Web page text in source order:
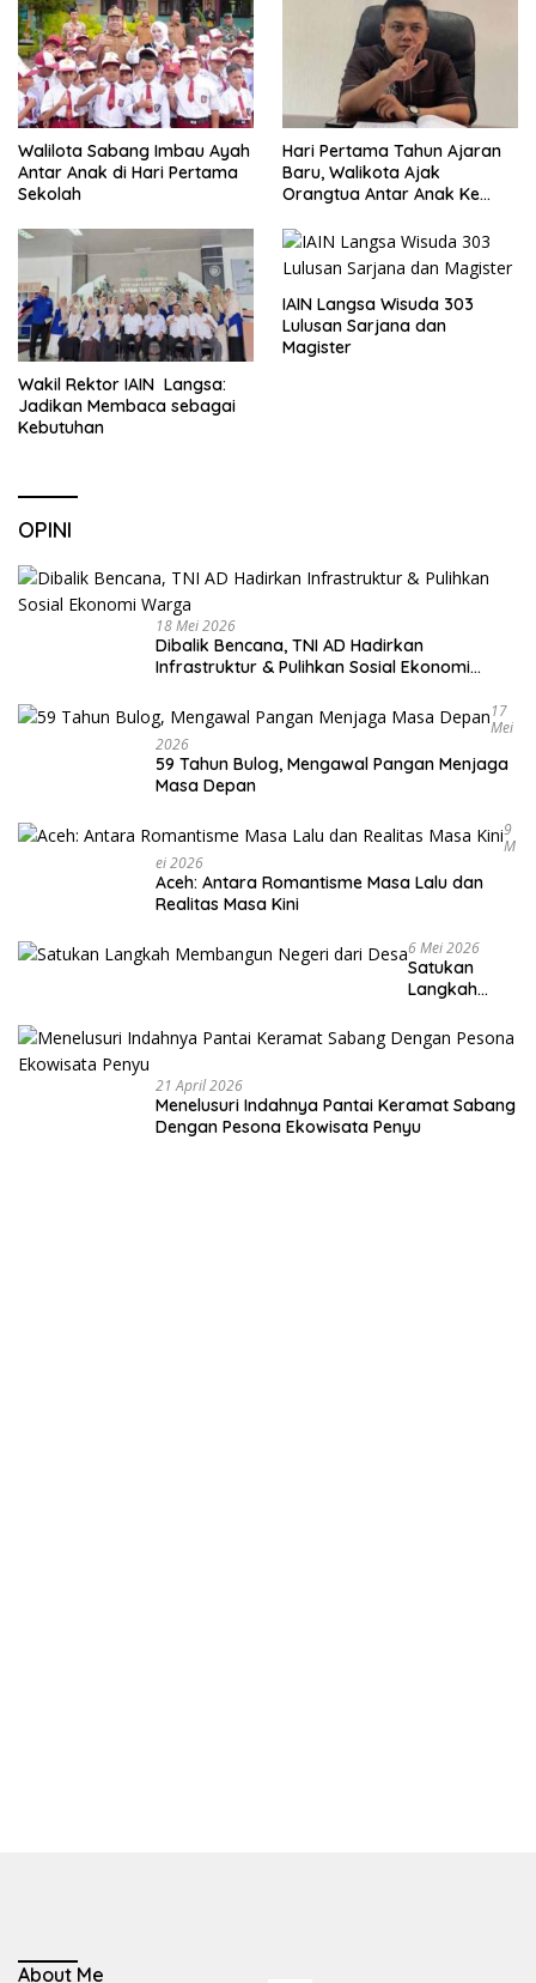
Walilota Sabang Imbau Ayah
Antar Anak di Hari Pertama
Sekolah
Hari Pertama Tahun Ajaran
Baru, Walikota Ajak
Orangtua Antar Anak Ke
Wakil Rektor IAIN Langsa:
Jadikan Membaca sebagai
Kebutuhan
IAIN Langsa Wisuda 303
Lulusan Sarjana dan
Magister
OPINI
18 Mei 2026
Dibalik Bencana, TNI AD Hadirkan
Infrastruktur & Pulihkan Sosial Ekonomi
17
Mei
2026
59 Tahun Bulog, Mengawal Pangan Menjaga
Masa Depan
9
M
Ei 2026
Aceh: Antara Romantisme Masa Lalu dan
Realitas Masa Kini
6 Mei 2026
Satukan
Langkah
Negeri dari
Desa
21 April 2026
Menelusuri Indahnya Pantai Keramat Sabang
Dengan Pesona Ekowisata Penyu
About Me